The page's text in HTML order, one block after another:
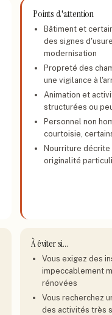
Points d'attention
Bâtiment et
des signes
modernisation
Propreté des
une vigilance à
Animation et
structurées ou
Personnel non
courtoisie,
Nourriture décrite
originalité
À éviter si…
Vous exigez des
impeccablement
rénovées
Vous recherchez
des activités très